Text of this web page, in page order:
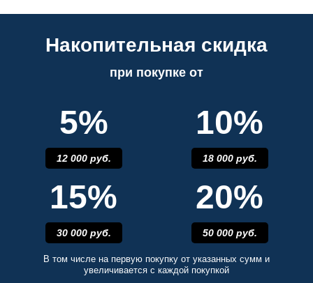
Накопительная скидка
при покупке от
5%
12 000 руб.
10%
18 000 руб.
15%
30 000 руб.
20%
50 000 руб.
В том числе на первую покупку от указанных сумм и
увеличивается с каждой покупкой